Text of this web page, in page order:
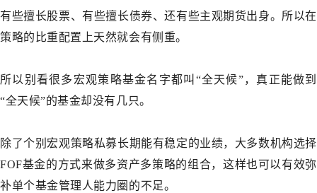
有些擅长股票、有些擅长债券、还有些主观期货出身。所以在
策略的比重配置上天然就会有侧重。
所以别看很多宏观策略基金名字都叫“全天候”，真正能做到
“全天候”的基金却没有几只。
除了个别宏观策略私募长期能有稳定的业绩，大多数机构选择
FOF基金的方式来做多资产多策略的组合，这样也可以有效弥
补单个基金管理人能力圈的不足。